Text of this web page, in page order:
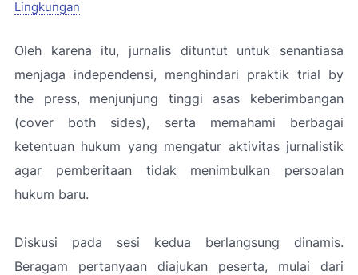
Lingkungan
Oleh karena itu, jurnalis dituntut untuk senantiasa
menjaga independensi, menghindari praktik trial by
the press, menjunjung tinggi asas keberimbangan
(cover both sides), serta memahami berbagai
ketentuan hukum yang mengatur aktivitas jurnalistik
agar pemberitaan tidak menimbulkan persoalan
hukum baru.
Diskusi pada sesi kedua berlangsung dinamis.
Beragam pertanyaan diajukan peserta, mulai dari